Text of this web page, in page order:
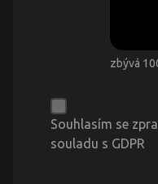
zbývá
Souhlasím se
souladu s GDPR